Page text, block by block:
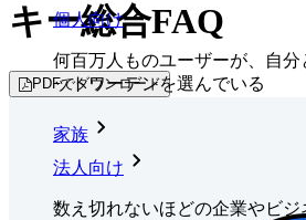
個人向け
何百万人ものユーザーが、自
ットワーデンを選んでいる
家族
法人向け
数え切れないほどの企業やビ
キー総合FAQ
PDFでダウンロード